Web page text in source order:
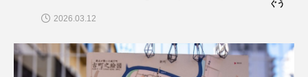
ぐう
2026.03.12